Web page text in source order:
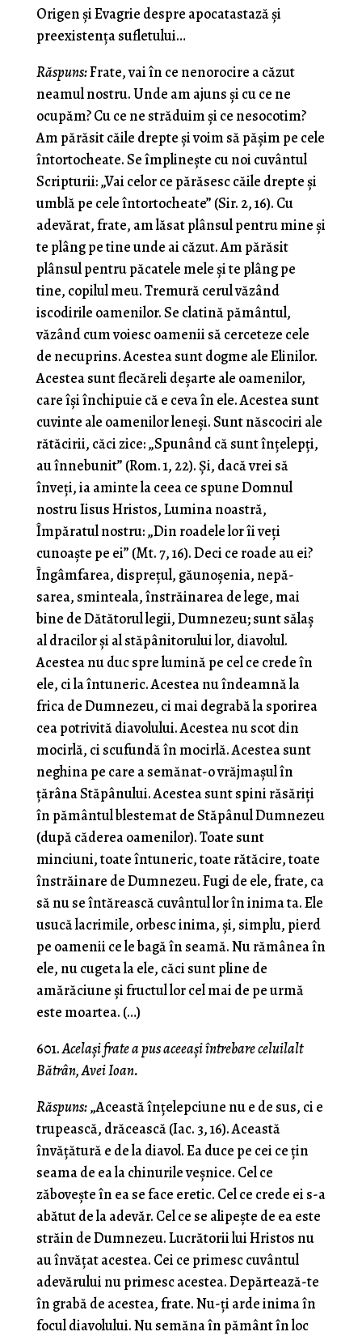
Origen și Evagrie despre apocatastază și
preexistența sufletului…
Răspuns:Frate, vai în ce nenorocire a căzut
neamul nostru. Unde am ajuns şi cu ce ne
ocupăm? Cu ce ne străduim şi ce nesocotim?
Am părăsit căile drepte şi voim să păşim pe cele
întortocheate. Se împlineşte cu noi cuvântul
Scripturii: „Vai celor ce părăsesc căile drepte şi
umblă pe cele întortocheate” (Sir. 2, 16). Cu
adevărat, frate, am lăsat plânsul pentru mine şi
te plâng pe tine unde ai căzut. Am părăsit
plânsul pentru păcatele mele şi te plâng pe
tine, copilul meu. Tremură cerul văzând
iscodirile oamenilor. Se clatină pământul,
văzând cum voiesc oamenii să cerceteze cele
de necuprins. Acestea sunt dogme ale Elinilor.
Acestea sunt flecăreli deşarte ale oamenilor,
care îşi închipuie că e ceva în ele. Acestea sunt
cuvinte ale oamenilor leneşi. Sunt născociri ale
rătăcirii, căci zice: „Spunând că sunt înţelepţi,
au înnebunit” (Rom. 1, 22). Şi, dacă vrei să
înveţi, ia aminte la ceea ce spune Domnul
nostru Iisus Hristos, Lumina noastră,
Împăratul nostru: „Din roadele lor îi veţi
cunoaşte pe ei” (Mt. 7, 16). Deci ce roade au ei?
Îngâmfarea, dispreţul, găunoşenia, nepă­
sarea, sminteala, înstrăinarea de lege, mai
bine de Dătă­torul legii, Dumnezeu; sunt sălaş
al dracilor şi al stăpânitorului lor, diavolul.
Acestea nu duc spre lumină pe cel ce crede în
ele, ci la întuneric. Acestea nu îndeamnă la
frica de Dumnezeu, ci mai degrabă la sporirea
cea potrivită diavolului. Acestea nu scot din
mocirlă, ci scu­fundă în mocirlă. Acestea sunt
neghina pe care a semănat-o vrăjmaşul în
ţărâna Stăpânului. Acestea sunt spini răsăriţi
în pământul blestemat de Stăpânul Dumnezeu
(după căderea oamenilor). Toate sunt
minciuni, toate întuneric, toate rătăcire, toate
înstrăinare de Dumnezeu. Fugi de ele, frate, ca
să nu se întărească cuvântul lor în inima ta. Ele
usucă lacrimile, orbesc inima, şi, simplu, pierd
pe oamenii ce le bagă în seamă. Nu rămânea în
ele, nu cugeta la ele, căci sunt pline de
amărăciune şi fructul lor cel mai de pe urmă
este moartea. (…)
601.Acelaşi frate a pus aceeaşi întrebare celuilalt
Bătrân, Avei Ioan.
Răspuns:„Această înţelepciune nu e de sus, ci e
trupească, drăcească (Iac. 3, 16). Această
învăţătură e de la diavol. Ea duce pe cei ce ţin
seama de ea la chinurile veşnice. Cel ce
zăboveşte în ea se face eretic. Cel ce crede ei s-a
abătut de la adevăr. Cel ce se alipeşte de ea este
străin de Dumnezeu. Lucrătorii lui Hristos nu
au învăţat acestea. Cei ce pri­mesc cuvântul
adevărului nu primesc acestea. Depărtează-te
în grabă de acestea, frate. Nu-ţi arde inima în
focul diavolului. Nu semăna în pământ în loc